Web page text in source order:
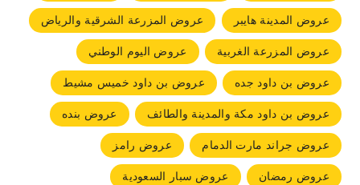
عروض المدينة هايبر
عروض المزرعة الشرقية والرياض
عروض المزرعة الغربية
عروض اليوم الوطني
عروض بن داود جده
عروض بن داود خميس مشيط
عروض بن داود مكة والمدينة والطائف
عروض بنده
عروض جراند مارت الدمام
عروض رامز
عروض رمضان
عروض سبار السعودية